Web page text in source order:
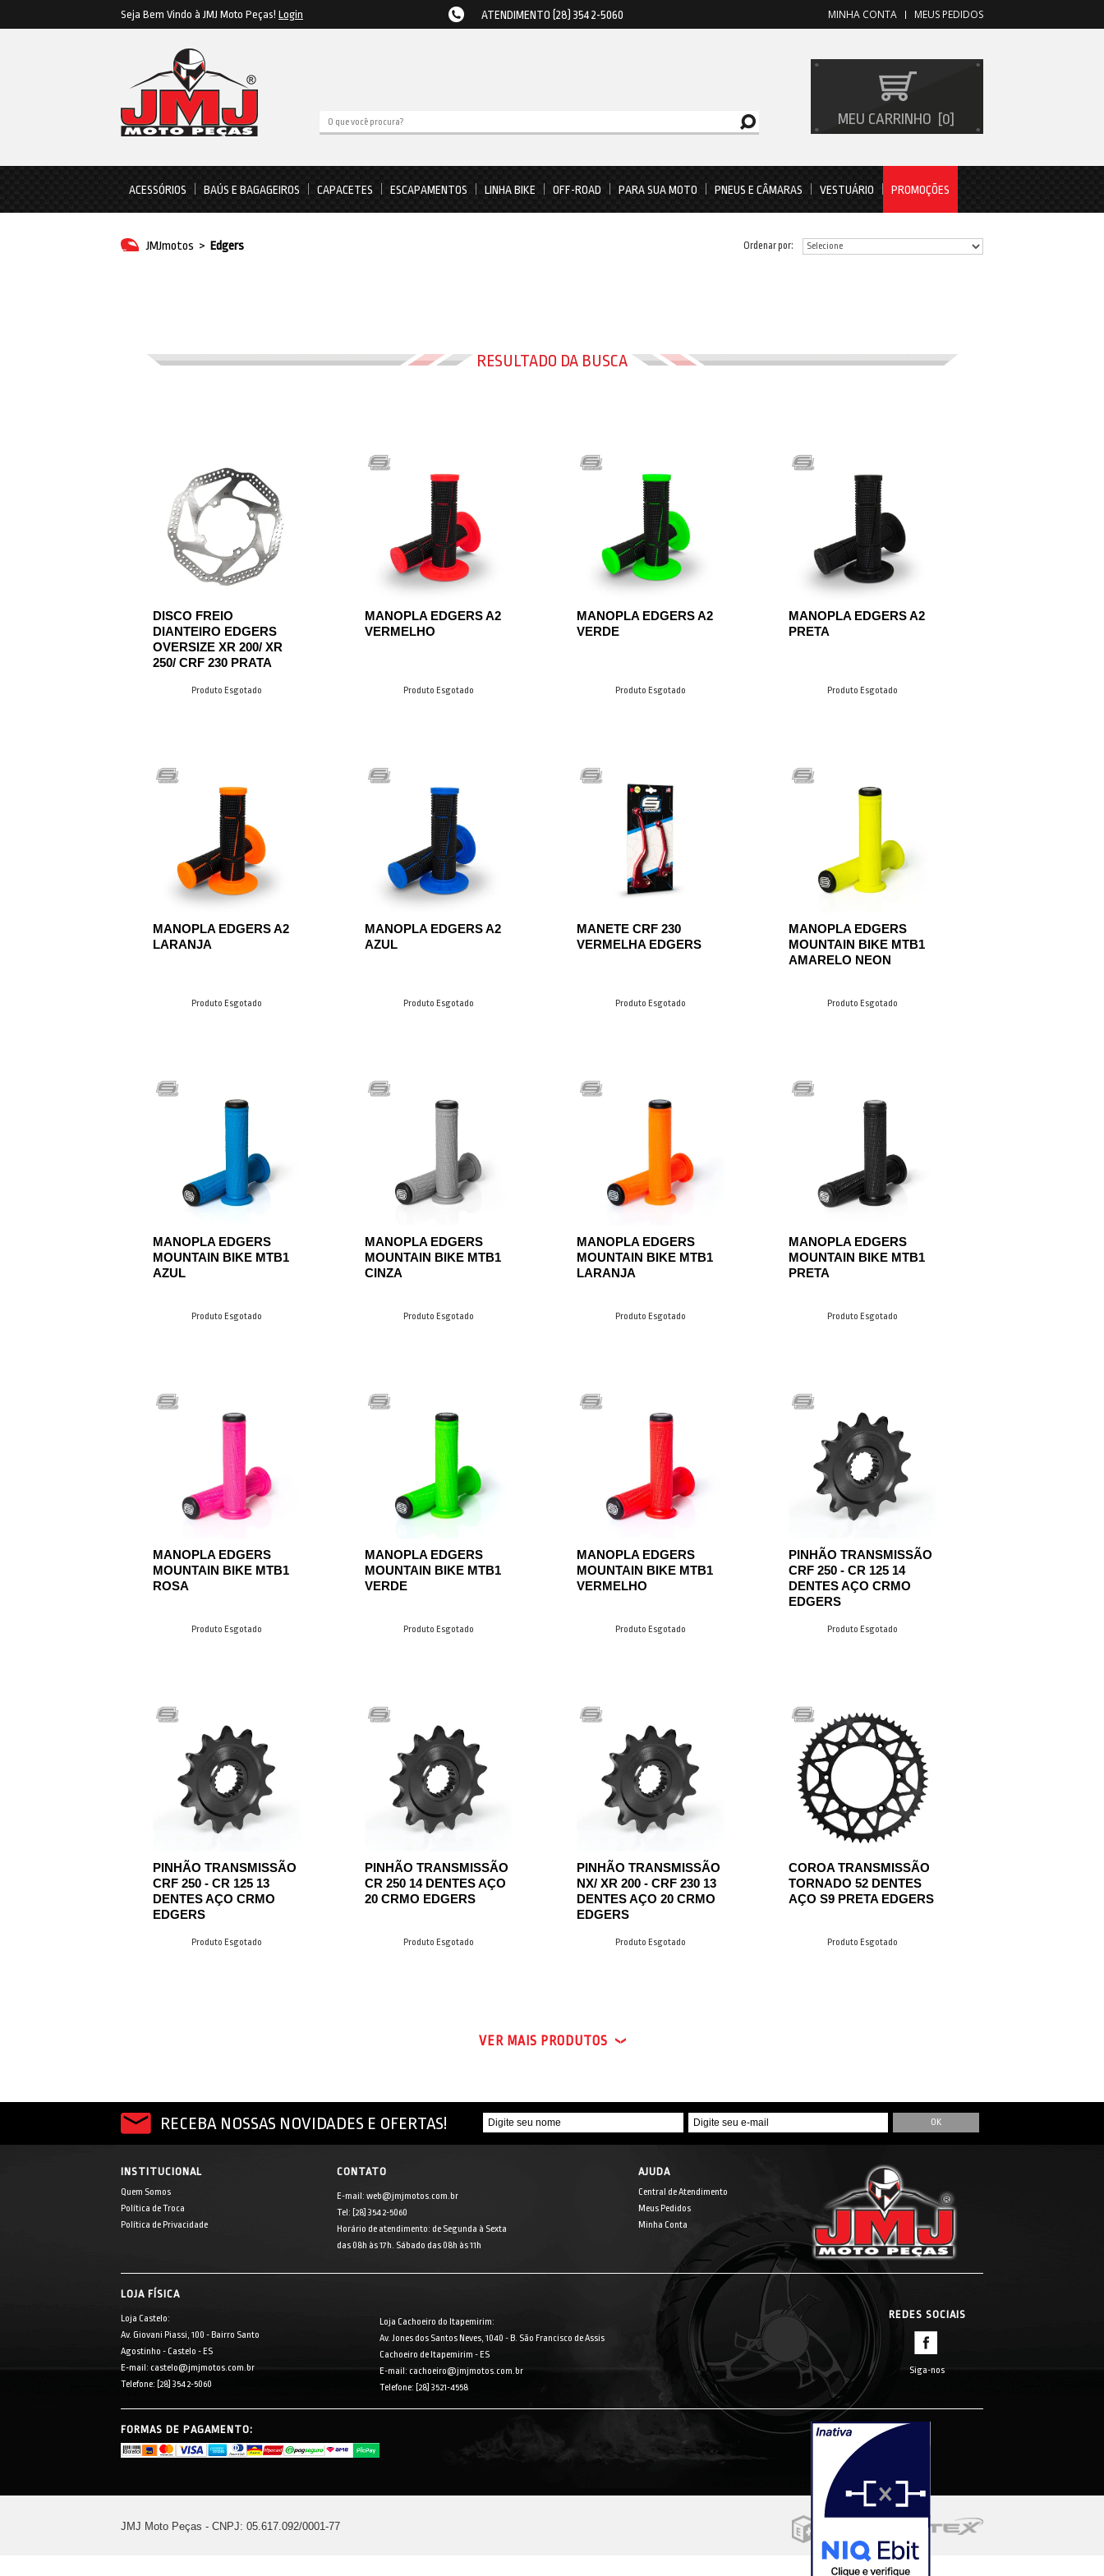
Seja Bem Vindo à JMJ Moto Peças! Login ATENDIMENTO (28) 3542-5060 MEUS PEDIDOS
MINHA CONTA
MEU CARRINHO 0
ACESSÓRIOS BAÚS E BAGAGEIROS CAPACETES ESCAPAMENTOS LINHA BIKE OFF-ROAD PARA SUA MOTO PNEUS E CÂMARAS VESTUÁRIO PROMOÇÕES
JMJmotos > Edgers
RESULTADO DA BUSCA
Ordenar por:
DISCO FREIO
DIANTEIRO EDGERS
OVERSIZE XR 200/ XR
250/ CRF 230 PRATA
Produto Esgotado
MANOPLA EDGERS A2
VERMELHO
Produto Esgotado
MANOPLA EDGERS A2
VERDE
Produto Esgotado
MANOPLA EDGERS A2
PRETA
Produto Esgotado
MANOPLA EDGERS A2
LARANJA
Produto Esgotado
MANOPLA EDGERS A2
AZUL
Produto Esgotado
MANETE CRF 230
VERMELHA EDGERS
Produto Esgotado
MANOPLA EDGERS
MOUNTAIN BIKE MTB1
AMARELO NEON
Produto Esgotado
MANOPLA EDGERS
MOUNTAIN BIKE MTB1
AZUL
Produto Esgotado
MANOPLA EDGERS
MOUNTAIN BIKE MTB1
CINZA
Produto Esgotado
MANOPLA EDGERS
MOUNTAIN BIKE MTB1
LARANJA
Produto Esgotado
MANOPLA EDGERS
MOUNTAIN BIKE MTB1
PRETA
Produto Esgotado
MANOPLA EDGERS
MOUNTAIN BIKE MTB1
ROSA
Produto Esgotado
MANOPLA EDGERS
MOUNTAIN BIKE MTB1
VERDE
Produto Esgotado
MANOPLA EDGERS
MOUNTAIN BIKE MTB1
VERMELHO
Produto Esgotado
PINHÃO TRANSMISSÃO
CRF 250 - CR 125 14
DENTES AÇO CRMO
EDGERS
Produto Esgotado
PINHÃO TRANSMISSÃO
CRF 250 - CR 125 13
DENTES AÇO CRMO
EDGERS
Produto Esgotado
PINHÃO TRANSMISSÃO
CR 250 14 DENTES AÇO
20 CRMO EDGERS
Produto Esgotado
PINHÃO TRANSMISSÃO
NX/ XR 200 - CRF 230 13
DENTES AÇO 20 CRMO
EDGERS
Produto Esgotado
COROA TRANSMISSÃO
TORNADO 52 DENTES
AÇO S9 PRETA EDGERS
Produto Esgotado
VER MAIS PRODUTOS
RECEBA NOSSAS NOVIDADES E OFERTAS!
INSTITUCIONAL
Quem Somos
Política de Troca
Política de Privacidade
CONTATO
E-mail: web@jmjmotos.com.br
Tel: [28] 3542-5060
Horário de atendimento: de Segunda à Sexta
das 08h às 17h. Sábado das 08h às 11h
AJUDA
Central de Atendimento
Meus Pedidos
Minha Conta
LOJA FÍSICA
Loja Castelo:
Av. Giovani Piassi, 100 - Bairro Santo
Agostinho - Castelo - ES
E-mail: castelo@jmjmotos.com.br
Telefone: [28] 3542-5060
Loja Cachoeiro do Itapemirim:
Av. Jones dos Santos Neves, 1040 - B. São Francisco de Assis
Cachoeiro de Itapemirim - ES
E-mail: cachoeiro@jmjmotos.com.br
Telefone: [28] 3521-4558
REDES SOCIAIS
Siga-nos
FORMAS DE PAGAMENTO:
JMJ Moto Peças - CNPJ: 05.617.092/0001-77